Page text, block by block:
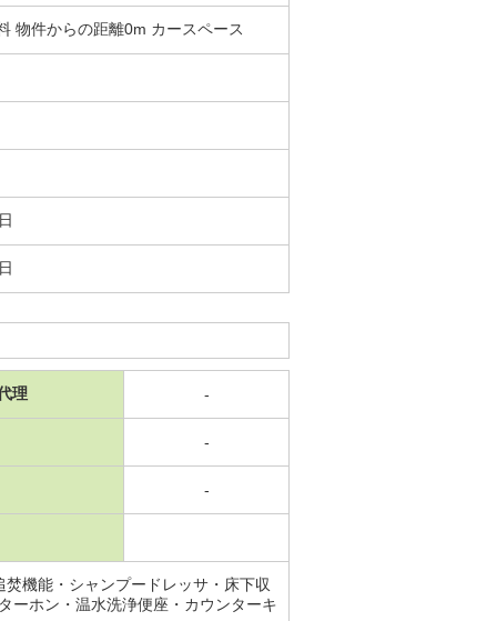
物件からの距離0m カースペース
理 -
-
-
機能・シャンプードレッサ・床下収
ーホン・温水洗浄便座・カウンターキ